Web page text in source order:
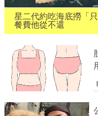
星二代約吃海底撈「
餐費他從不還